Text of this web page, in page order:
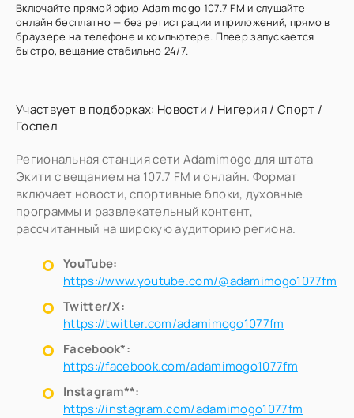
Включайте прямой эфир Adamimogo 107.7 FM и слушайте
онлайн бесплатно — без регистрации и приложений, прямо в
браузере на телефоне и компьютере. Плеер запускается
быстро, вещание стабильно 24/7.
Участвует в подборках: Новости / Нигерия/ Спорт /
Госпел
Региональная станция сети Adamimogo для штата
Экити с вещанием на 107.7 FM и онлайн. Формат
включает новости, спортивные блоки, духовные
программы и развлекательный контент,
рассчитанный на широкую аудиторию региона.
YouTube:
https://www.youtube.com/@adamimogo1077fm
Twitter/X:
https://twitter.com/adamimogo1077fm
Facebook*:
https://facebook.com/adamimogo1077fm
Instagram**:
https://instagram.com/adamimogo1077fm